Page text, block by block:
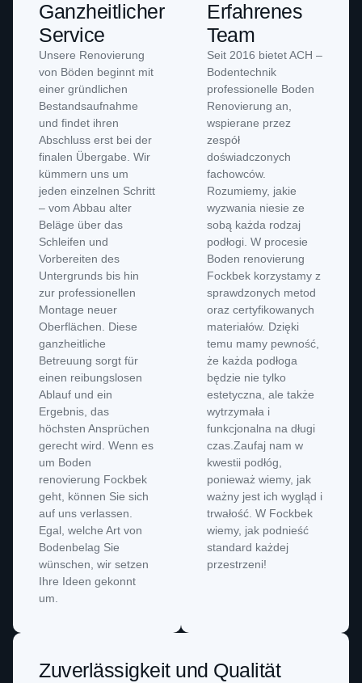
Erfahrenes
Team
Seit 2016 bietet ACH –
Bodentechnik
professionelle Boden
Renovierung an,
wspierane przez
zespół
doświadczonych
fachowców.
Rozumiemy, jakie
wyzwania niesie ze
sobą każda rodzaj
podłogi. W procesie
Boden renovierung
Fockbek korzystamy z
sprawdzonych metod
oraz certyfikowanych
materiałów. Dzięki
temu mamy pewność,
że każda podłoga
będzie nie tylko
estetyczna, ale także
wytrzymała i
funkcjonalna na długi
czas.Zaufaj nam w
kwestii podłóg,
ponieważ wiemy, jak
ważny jest ich wygląd i
trwałość. W Fockbek
wiemy, jak podnieść
standard każdej
przestrzeni!
Ganzheitlicher
Service
Unsere Renovierung
von Böden beginnt mit
einer gründlichen
Bestandsaufnahme
und findet ihren
Abschluss erst bei der
finalen Übergabe. Wir
kümmern uns um
jeden einzelnen Schritt
– vom Abbau alter
Beläge über das
Schleifen und
Vorbereiten des
Untergrunds bis hin
zur professionellen
Montage neuer
Oberflächen. Diese
ganzheitliche
Betreuung sorgt für
einen reibungslosen
Ablauf und ein
Ergebnis, das
höchsten Ansprüchen
gerecht wird. Wenn es
um Boden
renovierung Fockbek
geht, können Sie sich
auf uns verlassen.
Egal, welche Art von
Bodenbelag Sie
wünschen, wir setzen
Ihre Ideen gekonnt
um.
Zuverlässigkeit und Qualität